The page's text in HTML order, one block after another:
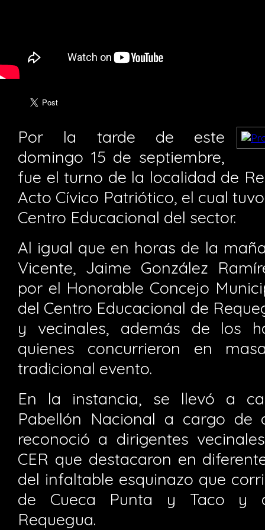
Por la tarde de este
domingo 15 de septiembre,
fue el turno de la localidad de
Acto Cívico Patriótico, el cual
Centro Educacional del sector.
Al igual que en horas de la
Vicente, Jaime González
por el Honorable Concejo
del Centro Educacional de
y vecinales, además de los
quienes concurrieron en
tradicional evento.
En la instancia, se llevó a
Pabellón Nacional a cargo de
reconoció a dirigentes
CER que destacaron en
del infaltable esquinazo que
de Cueca Punta y Taco y
Requegua.